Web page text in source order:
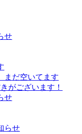
せ
まだ空いてます
がございます！
せ
らせ